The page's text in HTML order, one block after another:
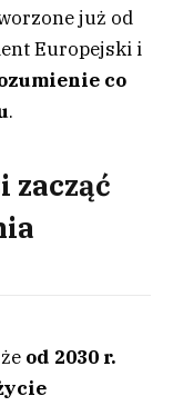
już od
Europejski i
co
.
zacząć
od 2030 r.